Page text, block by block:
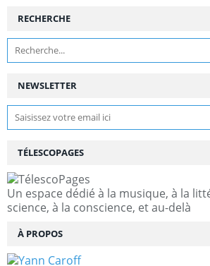
NEWSLETTER
RECHERCHE
TÉLESCOPAGES
Un espace dédié à la musique, à la
science, à la conscience, et au-delà
À PROPOS